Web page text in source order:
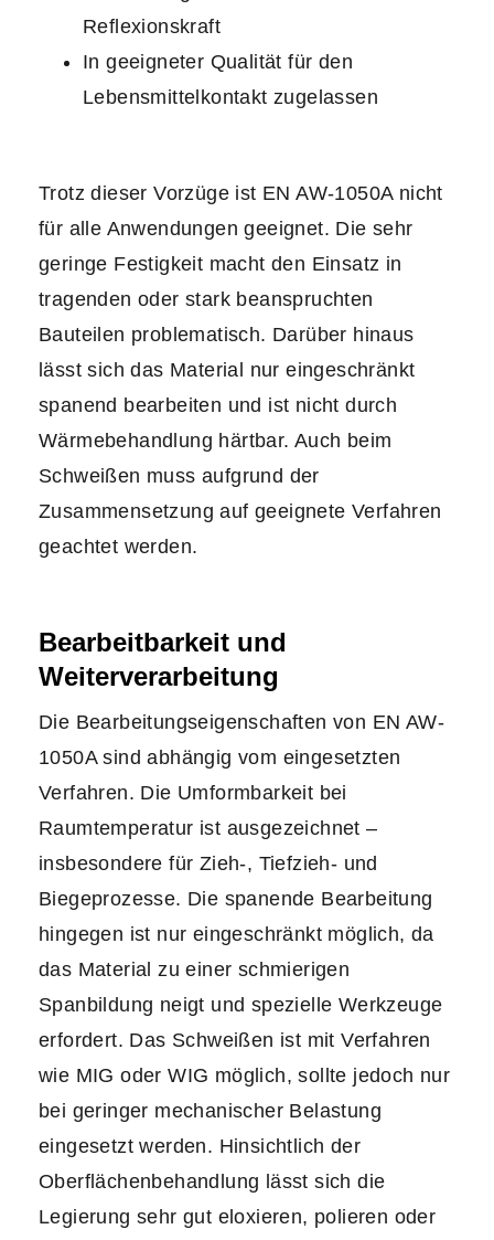
Reflexionskraft
In geeigneter Qualität für den
Lebensmittelkontakt zugelassen
Trotz dieser Vorzüge ist EN AW-1050A nicht
für alle Anwendungen geeignet. Die sehr
geringe Festigkeit macht den Einsatz in
tragenden oder stark beanspruchten
Bauteilen problematisch. Darüber hinaus
lässt sich das Material nur eingeschränkt
spanend bearbeiten und ist nicht durch
Wärmebehandlung härtbar. Auch beim
Schweißen muss aufgrund der
Zusammensetzung auf geeignete Verfahren
geachtet werden.
Bearbeitbarkeit und
Weiterverarbeitung
Die Bearbeitungseigenschaften von EN AW-
1050A sind abhängig vom eingesetzten
Verfahren. Die Umformbarkeit bei
Raumtemperatur ist ausgezeichnet –
insbesondere für Zieh-, Tiefzieh- und
Biegeprozesse. Die spanende Bearbeitung
hingegen ist nur eingeschränkt möglich, da
das Material zu einer schmierigen
Spanbildung neigt und spezielle Werkzeuge
erfordert. Das Schweißen ist mit Verfahren
wie MIG oder WIG möglich, sollte jedoch nur
bei geringer mechanischer Belastung
eingesetzt werden. Hinsichtlich der
Oberflächenbehandlung lässt sich die
Legierung sehr gut eloxieren, polieren oder